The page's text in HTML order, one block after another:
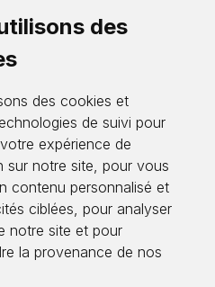
des
des cookies et
de suivi pour
expérience de
sur notre site, pour vous
contenu personnalisé et
ciblées, pour analyser
notre site et pour
la provenance de nos
goûter... le jardin éveille
printemps
leurs noms.